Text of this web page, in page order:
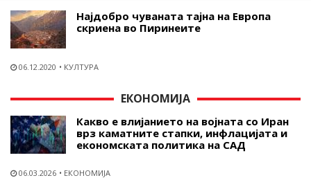
Најдобро чуваната тајна на Европа
скриена во Пиринеите
06.12.2020 КУЛТУРА
ЕКОНОМИЈА
Какво е влијанието на војната со Иран
врз каматните стапки, инфлацијата и
економската политика на САД
06.03.2026 ЕКОНОМИЈА